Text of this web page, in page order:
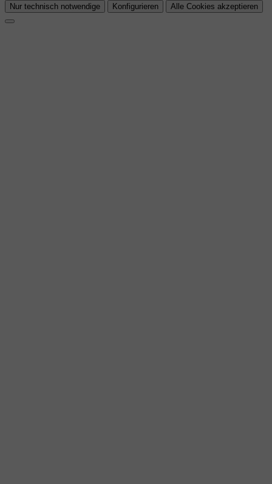
Nur technisch notwendige Konfigurieren Alle Cookies akzeptieren